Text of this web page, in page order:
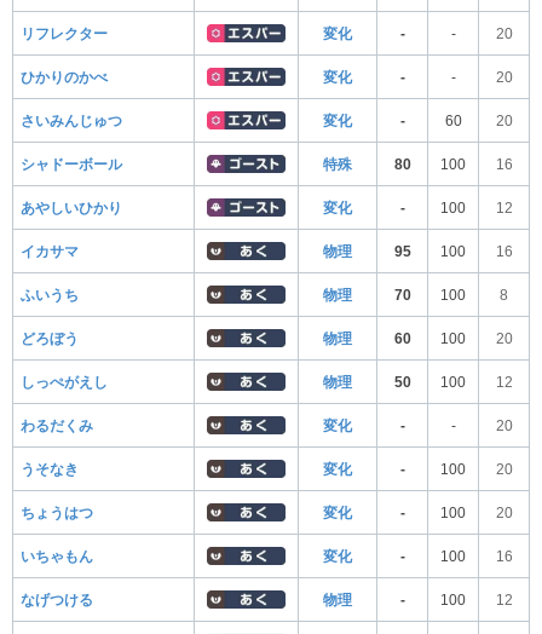
リフレクター 変化 - - 20
ひかりのかべ 変化 - - 20
さいみんじゅつ 変化 - 60 20
シャドーボール 特殊 80 100 16
あやしいひかり 変化 - 100 12
イカサマ 物理 95 100 16
ふいうち 物理 70 100 8
どろぼう 物理 60 100 20
しっぺがえし 物理 50 100 12
わるだくみ 変化 - - 20
うそなき 変化 - 100 20
ちょうはつ 変化 - 100 20
いちゃもん 変化 - 100 16
なげつける 物理 - 100 12